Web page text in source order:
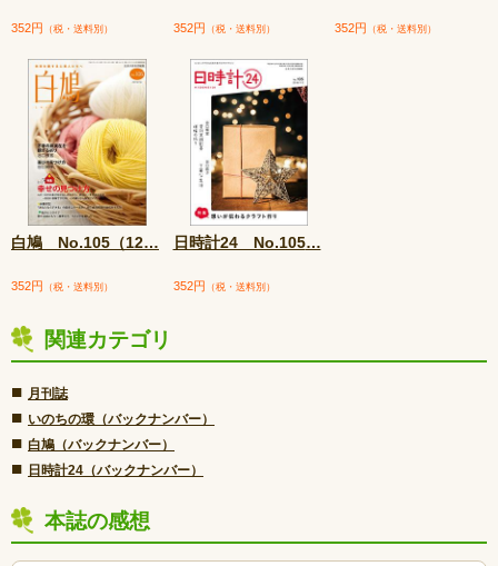
352円 （税・送料別） 352円 （税・送料別） 352円 （税・送料別）
白鳩 No.105（12…
352円 （税・送料別）
日時計24 No.105…
352円 （税・送料別）
関連カテゴリ
■ 月刊誌
■ いのちの環（バックナンバー）
■ 白鳩（バックナンバー）
■ 日時計24（バックナンバー）
本誌の感想